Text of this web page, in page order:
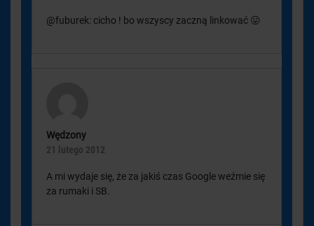
@fuburek: cicho ! bo wszyscy zaczną linkować 😛
Wędzony
21 lutego 2012
A mi wydaje się, że za jakiś czas Google weźmie się
za rumaki i SB.